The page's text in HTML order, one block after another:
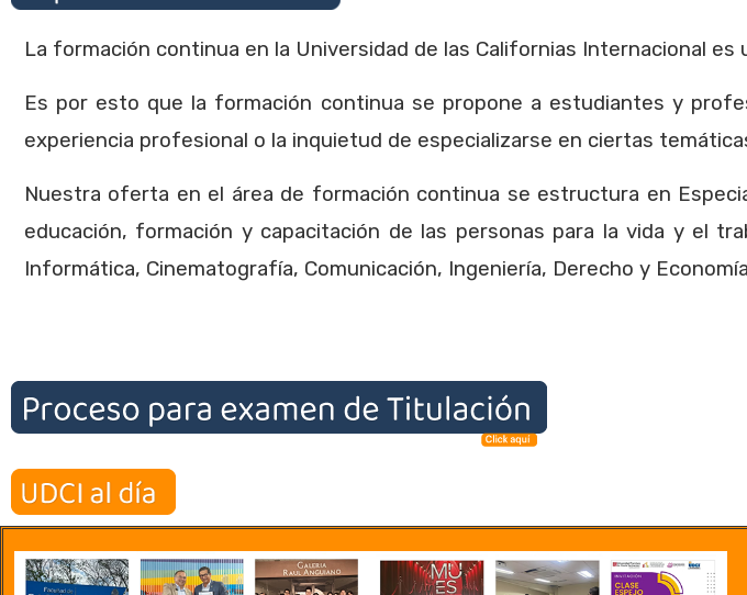
La formación continua en la Universidad de las Californias Internacional
Es por esto que la formación continua se propone a estudiantes y
experiencia profesional o la inquietud de especializarse en ciertas
Nuestra oferta en el área de formación continua se estructura en
educación, formación y capacitación de las personas para la vida y el
Informática, Cinematografía, Comunicación, Ingeniería, Derecho y